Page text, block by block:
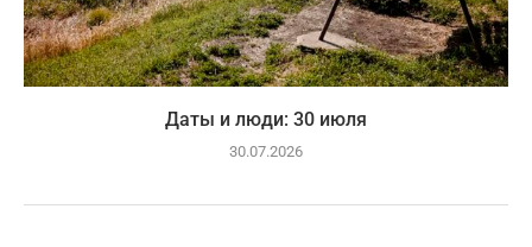
Даты и люди: 30 июля
30.07.2026